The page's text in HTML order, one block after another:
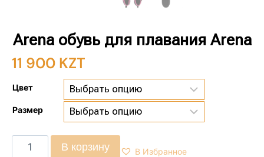
Arena обувь для плавания Arena
11 900 KZT
Цвет
Размер
В корзину В Избранное